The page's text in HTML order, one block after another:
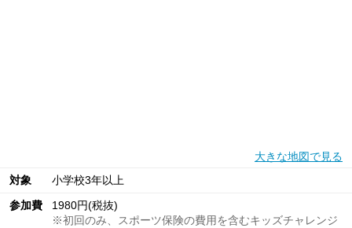
大きな地図で見る
対象
小学校3年以上
参加費
1980円(税抜)
※初回のみ、スポーツ保険の費用を含むキッズチャレンジ